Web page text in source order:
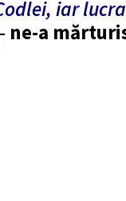
iar
ne-a